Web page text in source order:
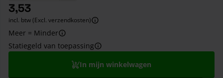
3,53
incl. btw (Excl. verzendkosten)
Meer = Minder
Statiegeld van toepassing
In mijn winkelwagen